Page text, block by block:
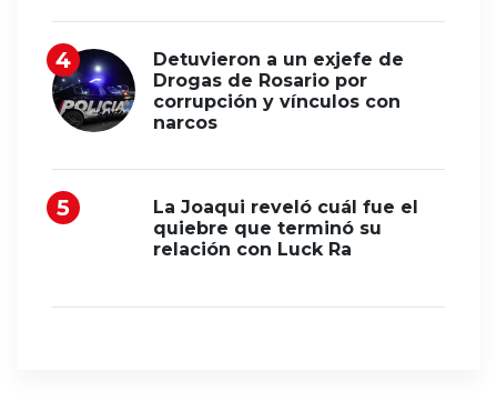
Detuvieron a un exjefe de
Drogas de Rosario por
corrupción y vínculos con
narcos
La Joaqui reveló cuál fue el
quiebre que terminó su
relación con Luck Ra